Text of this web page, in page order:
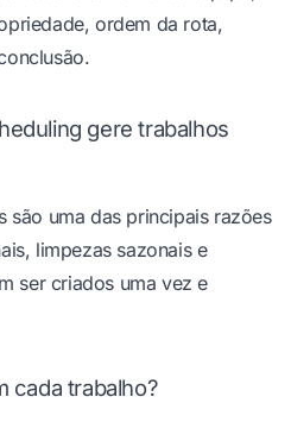
ordem da rota,
gere trabalhos
são uma das principais razões
limpezas sazonais e
ser criados uma vez e
cada trabalho?